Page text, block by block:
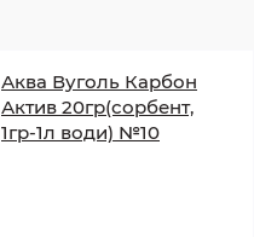
Аква Вуголь Карбон
Актив 20гр(сорбент,
1гр-1л води) №10